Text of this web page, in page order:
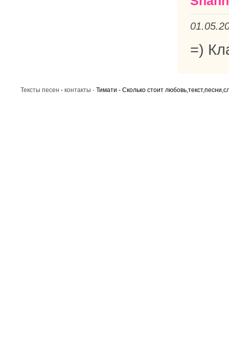
=)
Тексты песен - контакты · Тимати - Сколько стоит